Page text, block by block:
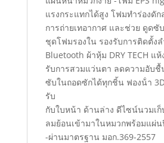
แรงกระแทกได้สูง โฟมทําร่องดัก
การถ่ายเทอากาศ และช่วย ดูดซั
ชุดโฟมรองใน รองรับการติดตั้งลํ
Bluetooth ผ้าหุ้ม DRY TECH แห้
รับการสวมแว่นตา ลดความอับ
ซับในถอดซักได้ทุกชิ้น ฟองน้ํา
รับ
กับใบหน้า ด้านล่าง ดีไซน์นวมเก็
ลมย้อนเข้ามาในหมวกพร้อมแผ่น
-ผ่านมาตรฐาน มอก.369-2557